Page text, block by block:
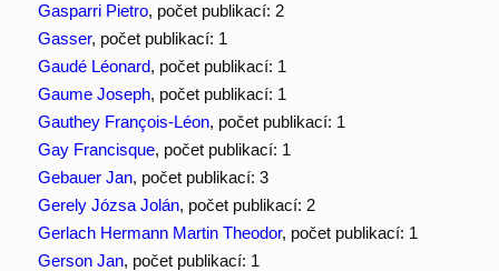
Gasparri Pietro, počet publikací: 2
Gasser, počet publikací: 1
Gaudé Léonard, počet publikací: 1
Gaume Joseph, počet publikací: 1
Gauthey François-Léon, počet publikací: 1
Gay Francisque, počet publikací: 1
Gebauer Jan, počet publikací: 3
Gerely Józsa Jolán, počet publikací: 2
Gerlach Hermann Martin Theodor, počet publikací: 1
Gerson Jan, počet publikací: 1